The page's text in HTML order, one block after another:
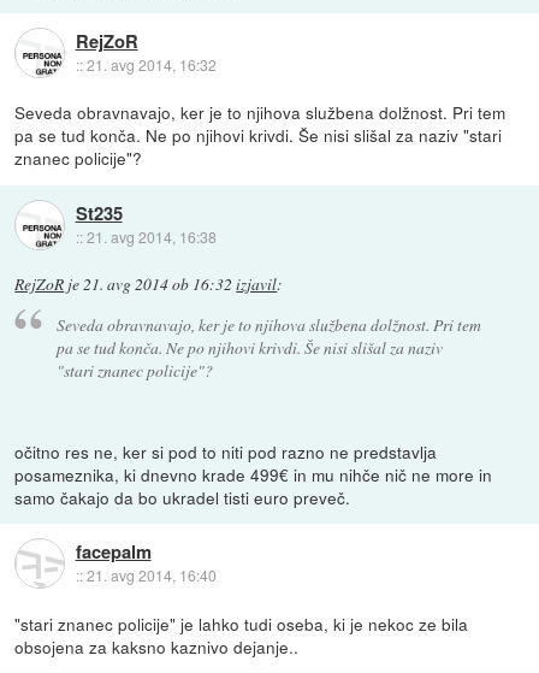
RejZoR
::21. avg 2014, 16:32
Seveda obravnavajo, ker je to njihova službena dolžnost. Pri tem
pa se tud konča. Ne po njihovi krivdi. Še nisi slišal za naziv "stari
znanec policije"?
St235
::21. avg 2014, 16:38
RejZoR je21. avg 2014 ob 16:32 izjavil:
Seveda obravnavajo, ker je to njihova službena dolžnost. Pri tem
pa se tud konča. Ne po njihovi krivdi. Še nisi slišal za naziv
"stari znanec policije"?
očitno res ne, ker si pod to niti pod razno ne predstavlja
posameznika, ki dnevno krade 499€ in mu nihče nič ne more in
samo čakajo da bo ukradel tisti euro preveč.
facepalm
::21. avg 2014, 16:40
"stari znanec policije" je lahko tudi oseba, ki je nekoc ze bila
obsojena za kaksno kaznivo dejanje..